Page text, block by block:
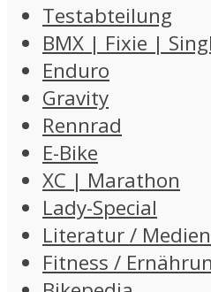
Testabteilung
BMX | Fixie |
Enduro
Gravity
Rennrad
E-Bike
XC | Marathon
Lady-Special
Literatur / Medien
Fitness /